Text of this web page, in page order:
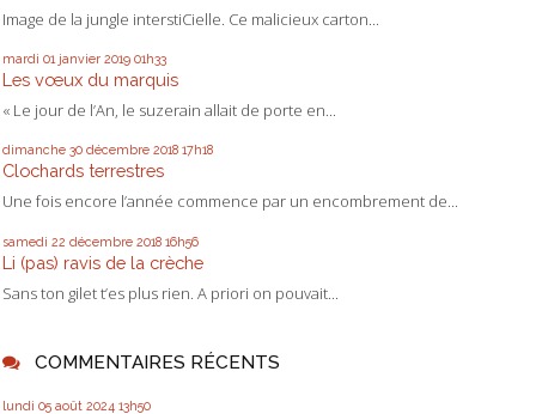
Image de la jungle interstiCielle. Ce malicieux carton...
mardi 01 janvier 2019 01h33
Les vœux du marquis
« Le jour de l’An, le suzerain allait de porte en...
dimanche 30 décembre 2018 17h18
Clochards terrestres
Une fois encore l’année commence par un encombrement de...
samedi 22 décembre 2018 16h56
Li (pas) ravis de la crèche
Sans ton gilet t’es plus rien. A priori on pouvait...
COMMENTAIRES RÉCENTS
lundi 05 août 2024 13h50